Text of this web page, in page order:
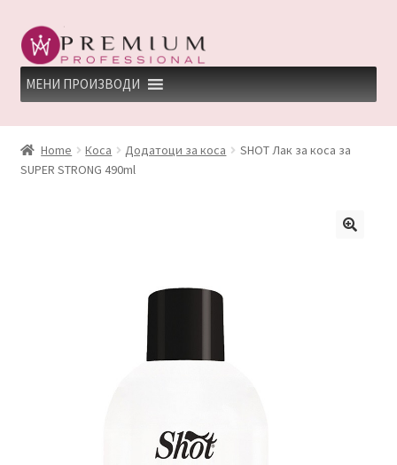
Skip
to
navigation
Skip
to
content
МЕНИ ПРОИЗВОДИ
HOME
PREMIUM PROFESSIONAL LINKS
КЕРАТИНСКИ ТРЕМАН BY KYANA QUEEN
НАШИ БРЕНДОВИ ЗА КОЗМЕТИКА И ФРИЗЕРАЈ
Home Коса Додатоци за коса
SHOT Лак за коса за
SUPER STRONG 490ml